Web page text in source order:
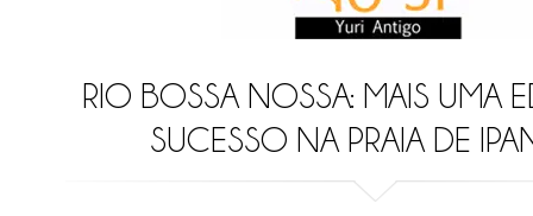
RIO BOSSA NOSSA: MAIS UMA
SUCESSO NA PRAIA DE